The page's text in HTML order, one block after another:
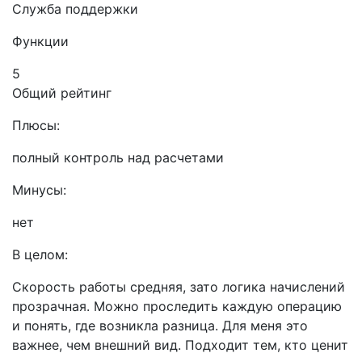
Служба поддержки
Функции
5
Общий рейтинг
Плюсы:
полный контроль над расчетами
Минусы:
нет
В целом:
Скорость работы средняя, зато логика начислений
прозрачная. Можно проследить каждую операцию
и понять, где возникла разница. Для меня это
важнее, чем внешний вид. Подходит тем, кто ценит